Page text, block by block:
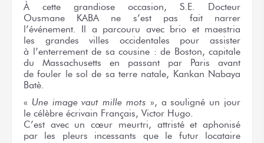
À cette grandiose occasion, S.E. Docteur
Ousmane KABA
ne s’est pas fait narrer
l’événement. Il a parcouru avec brio et maestria
les grandes villes occidentales pour assister
à l’enterrement de sa cousine : de Boston, capitale
du Massachusetts
en passant par Paris avant
de fouler le sol de sa terre natale, Kankan Nabaya
Batè.
« Une imagevaut millemots », a souligné un jour
le célèbre écrivain Français, Victor Hugo.
C’est avec un cœur meurtri, attristéet aphonisé
par les pleurs incessants que le futurlocataire